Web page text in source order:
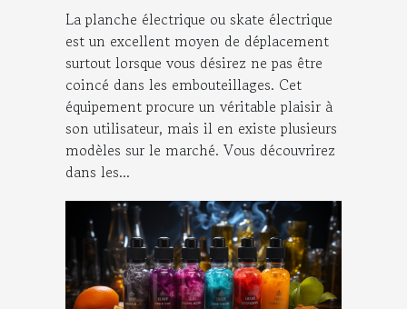
La planche électrique ou skate électrique
est un excellent moyen de déplacement
surtout lorsque vous désirez ne pas être
coincé dans les embouteillages. Cet
équipement procure un véritable plaisir à
son utilisateur, mais il en existe plusieurs
modèles sur le marché. Vous découvrirez
dans les...